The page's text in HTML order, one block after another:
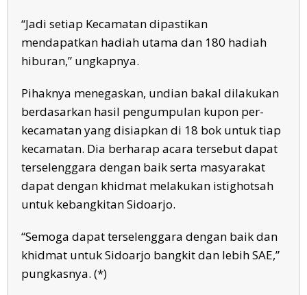
“Jadi setiap Kecamatan dipastikan
mendapatkan hadiah utama dan 180 hadiah
hiburan,” ungkapnya.
Pihaknya menegaskan, undian bakal dilakukan
berdasarkan hasil pengumpulan kupon per-
kecamatan yang disiapkan di 18 bok untuk tiap
kecamatan. Dia berharap acara tersebut dapat
terselenggara dengan baik serta masyarakat
dapat dengan khidmat melakukan istighotsah
untuk kebangkitan Sidoarjo.
“Semoga dapat terselenggara dengan baik dan
khidmat untuk Sidoarjo bangkit dan lebih SAE,”
pungkasnya. (*)